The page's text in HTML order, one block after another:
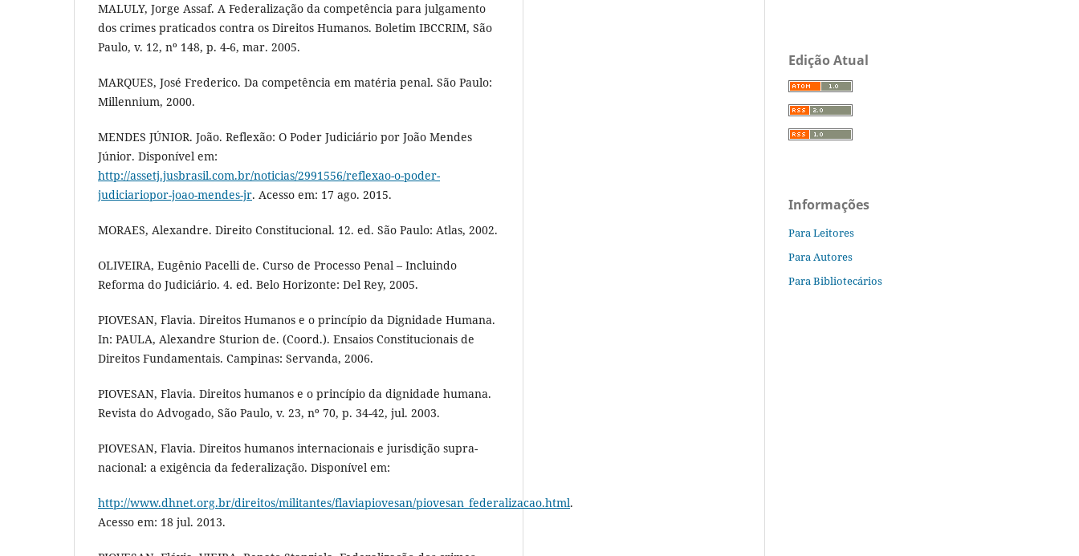
MALULY, Jorge Assaf. A Federalização da competência para julgamento
dos crimes praticados contra os Direitos Humanos. Boletim IBCCRIM, São
Paulo, v. 12, nº 148, p. 4-6, mar. 2005.
MARQUES, José Frederico. Da competência em matéria penal. São Paulo:
Millennium, 2000.
MENDES JÚNIOR. João. Reflexão: O Poder Judiciário por João Mendes
Júnior. Disponível em:
http://assetj.jusbrasil.com.br/noticias/2991556/reflexao-o-poder-
judiciariopor-joao-mendes-jr. Acesso em: 17 ago. 2015.
MORAES, Alexandre. Direito Constitucional. 12. ed. São Paulo: Atlas, 2002.
OLIVEIRA, Eugênio Pacelli de. Curso de Processo Penal – Incluindo
Reforma do Judiciário. 4. ed. Belo Horizonte: Del Rey, 2005.
PIOVESAN, Flavia. Direitos Humanos e o princípio da Dignidade Humana.
In: PAULA, Alexandre Sturion de. (Coord.). Ensaios Constitucionais de
Direitos Fundamentais. Campinas: Servanda, 2006.
PIOVESAN, Flavia. Direitos humanos e o princípio da dignidade humana.
Revista do Advogado, São Paulo, v. 23, nº 70, p. 34-42, jul. 2003.
PIOVESAN, Flavia. Direitos humanos internacionais e jurisdição supra-
nacional: a exigência da federalização. Disponível em:
http://www.dhnet.org.br/direitos/militantes/flaviapiovesan/piovesan_federalizacao.html.
Acesso em: 18 jul. 2013.
Edição Atual
Informações
Para Leitores
Para Autores
Para Bibliotecários